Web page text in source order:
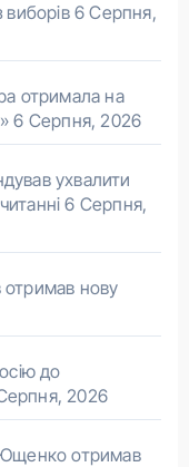
6 Серпня,
отримала на
6 Серпня, 2026
ухвалити
6 Серпня,
отримав нову
до
2026
Ющенко отримав